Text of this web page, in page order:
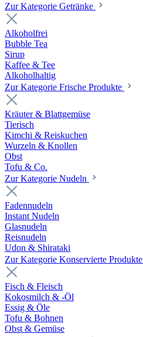
Zur Kategorie Getränke
Alkoholfrei
Bubble Tea
Sirup
Kaffee & Tee
Alkoholhaltig
Zur Kategorie Frische Produkte
Kräuter & Blattgemüse
Tierisch
Kimchi & Reiskuchen
Wurzeln & Knollen
Obst
Tofu & Co.
Zur Kategorie Nudeln
Fadennudeln
Instant Nudeln
Glasnudeln
Reisnudeln
Udon & Shirataki
Zur Kategorie Konservierte Produkte
Fisch & Fleisch
Kokosmilch & -Öl
Essig & Öle
Tofu & Bohnen
Obst & Gemüse